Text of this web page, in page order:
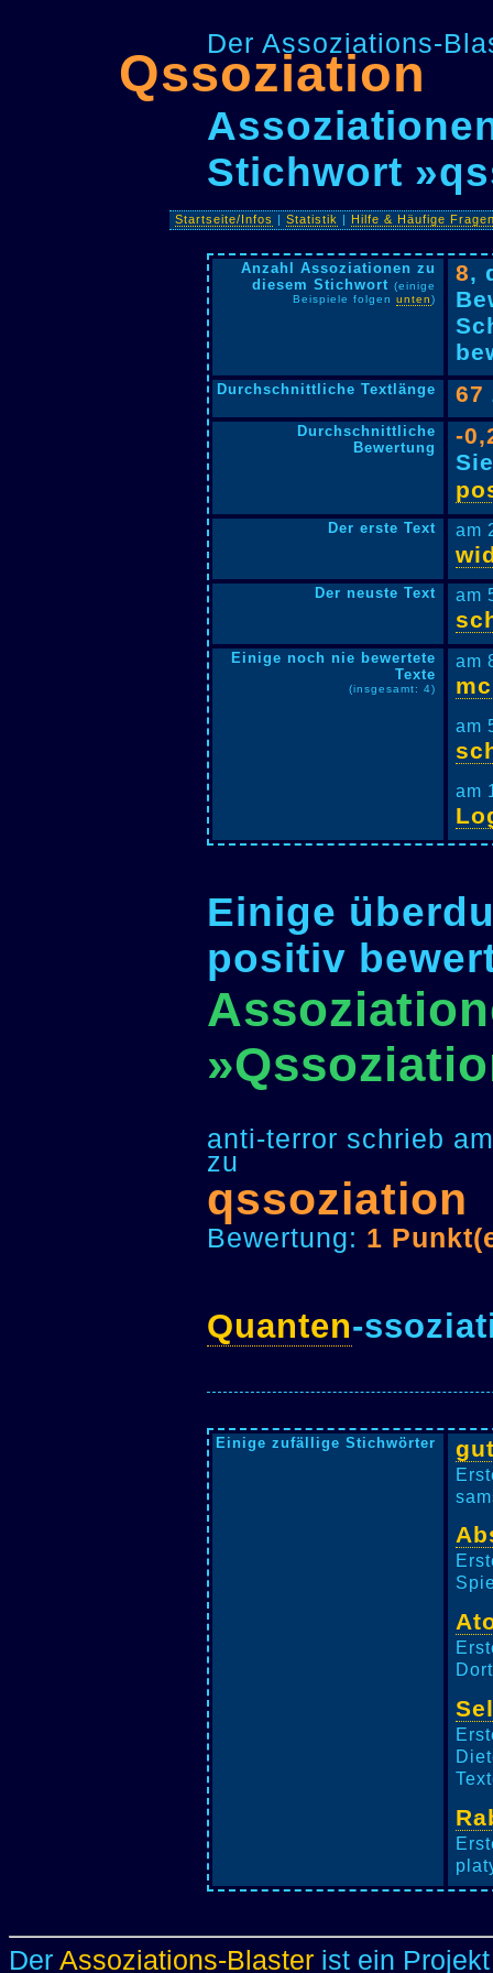
Der Assoziations-
Qssoziation
Stichwort
Startseite/Infos |Statistik |Hilfe & Häufige
Anzahl Assoziationen zu
diesem Stichwort (einige
Beispiele folgen unten)
8,
Durchschnittliche Textlänge 67
Durchschnittliche
Bewertung
-
Der erste Text am
Der neuste Text am
Einige noch nie bewertete
Texte
(insgesamt: 4)
am
am
am
Einige
positiv
anti-terror schrieb
zu
qssoziation
Bewertung: 1
Quanten-
Einige zufällige Stichwörter
Der Assoziations-Blaster ist ein